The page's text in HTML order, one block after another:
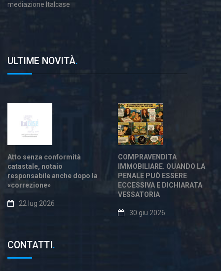
mediazione Italcase
ULTIME NOVITÀ.
Atto senza conformità
catastale, notaio
responsabile anche dopo la
«correzione»
22 lug 2026
COMPRAVENDITA
IMMOBILIARE. QUANDO LA
PENALE PUÒ ESSERE
ECCESSIVA E DICHIARATA
VESSATORIA
30 giu 2026
CONTATTI .